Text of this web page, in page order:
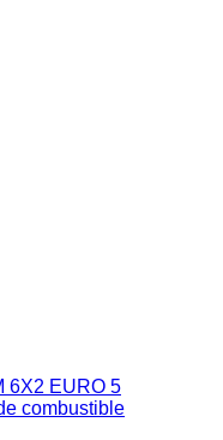
6X2 EURO 5
combustible